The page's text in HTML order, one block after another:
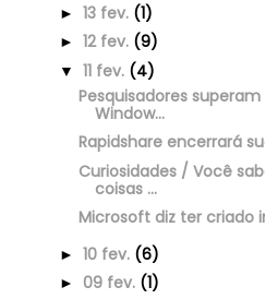
► 13 fev. (1)
► 12 fev. (9)
▼ 11 fev. (4)
Pesquisadores
Window...
Rapidshare encerrará
Curiosidades / Você
coisas ...
Microsoft diz ter criado
► 10 fev. (6)
► 09 fev. (1)